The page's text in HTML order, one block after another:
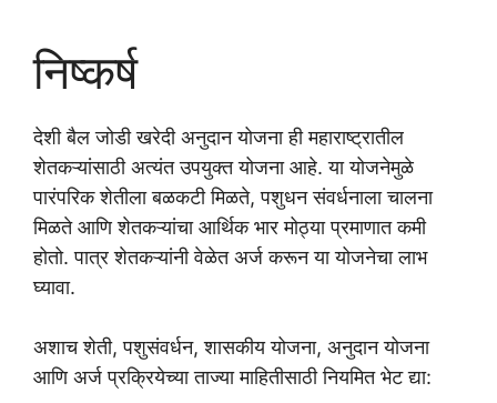
निष्कर्ष
देशी बैल जोडी खरेदी अनुदान योजना ही महाराष्ट्रातील
शेतकऱ्यांसाठी अत्यंत उपयुक्त योजना आहे. या योजनेमुळे
पारंपरिक शेतीला बळकटी मिळते, पशुधन संवर्धनाला चालना
मिळते आणि शेतकऱ्यांचा आर्थिक भार मोठ्या प्रमाणात कमी
होतो. पात्र शेतकऱ्यांनी वेळेत अर्ज करून या योजनेचा लाभ
घ्यावा.
अशाच शेती, पशुसंवर्धन, शासकीय योजना, अनुदान योजना
आणि अर्ज प्रक्रियेच्या ताज्या माहितीसाठी नियमित भेट द्या: